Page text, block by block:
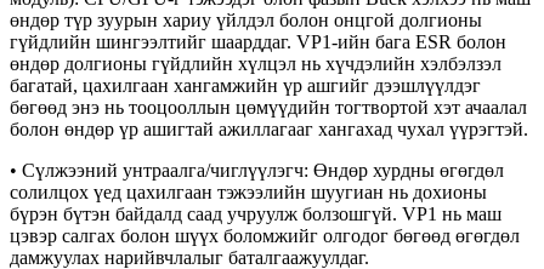
өндөр түр зуурын хариу үйлдэл болон онцгой долгионы
гүйдлийн шингээлтийг шаарддаг. VP1-ийн бага ESR болон
өндөр долгионы гүйдлийн хүлцэл нь хүчдэлийн хэлбэлзэл
багатай, цахилгаан хангамжийн үр ашгийг дээшлүүлдэг
бөгөөд энэ нь тооцооллын цөмүүдийн тогтвортой хэт ачаалал
болон өндөр үр ашигтай ажиллагааг хангахад чухал үүрэгтэй.
• Сүлжээний унтраалга/чиглүүлэгч: Өндөр хурдны өгөгдөл
солилцох үед цахилгаан тэжээлийн шуугиан нь дохионы
бүрэн бүтэн байдалд саад учруулж болзошгүй. VP1 нь маш
цэвэр салгах болон шүүх боломжийг олгодог бөгөөд өгөгдөл
дамжуулах нарийвчлалыг баталгаажуулдаг.